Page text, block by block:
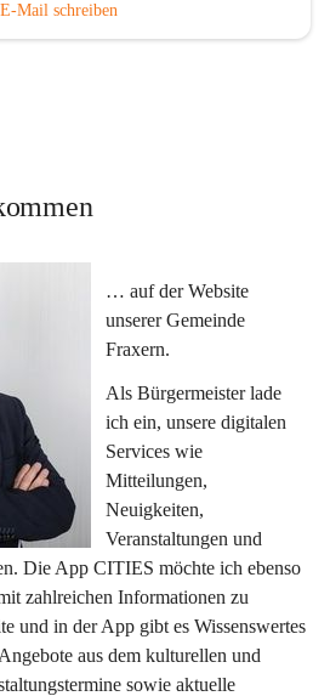
E-Mail schreiben
… auf der Website
unserer Gemeinde
Fraxern.
Als Bürgermeister lade
ich ein, unsere digitalen
Services wie
Mitteilungen,
Neuigkeiten,
Veranstaltungen und
Die App CITIES möchte ich ebenso
zahlreichen Informationen zu
und in der App gibt es Wissenswertes
aus dem kulturellen und
sowie aktuelle